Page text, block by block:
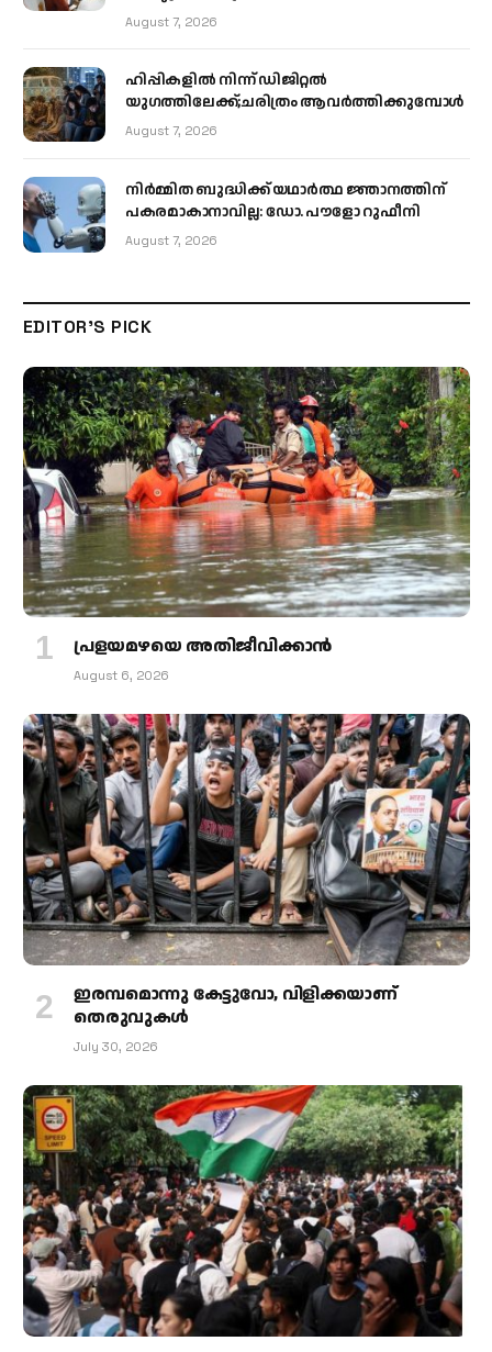
August 7, 2026
ഹിപ്പികളില്‍ നിന്ന് ഡിജിറ്റല്‍
യുഗത്തിലേക്ക്;ചരിത്രം ആവര്‍ത്തിക്കുമ്പോള്‍
August 7, 2026
നിർമ്മിത ബുദ്ധിക്ക് യഥാർത്ഥ ജ്ഞാനത്തിന്
പകരമാകാനാവില്ല: ഡോ. പൗളോ റുഫീനി
August 7, 2026
EDITOR'S PICK
പ്രളയമഴയെ അതിജീവിക്കാന്‍
August 6, 2026
ഇരമ്പമൊന്നു കേട്ടുവോ, വിളിക്കയാണ്
തെരുവുകള്‍
July 30, 2026